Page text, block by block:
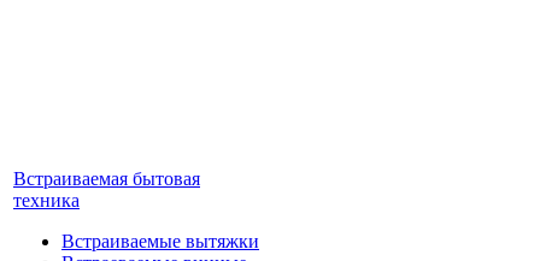
Встраиваемая бытовая
техника
Встраиваемые вытяжки